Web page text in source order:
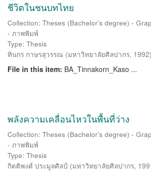
ชีวิตในชนบทไทย
Collection: Theses (Bachelor's degree) -
- ภาพพิมพ์
Type: Thesis
ทินกร กาษรสุวรรณ (มหาวิทยาลัยศิลปากร, 1992)
File in this item: BA_Tinnakorn_Kaso ...
พลังความเคลื่อนไหวในพื้นที่ว่าง
Collection: Theses (Bachelor's degree) -
- ภาพพิมพ์
Type: Thesis
กิตติพงศ์ ประมูลศิลป์ (มหาวิทยาลัยศิลปากร,